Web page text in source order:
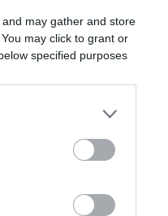
may gather and store
may click to grant or
specified purposes
Baldurs Gate 3
Balogh Mix Stúdió
Mónika Bánfalvi Eszter
István Barát Attia
Superman ellen
Beetlejuice
Marcell
Benkő Péter
Media Kft.
Blake Lively